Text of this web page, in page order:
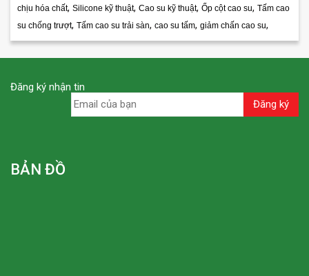
chịu hóa chất, Silicone kỹ thuật, Cao su kỹ thuật, Ốp cột cao su, Tấm cao
su chống trượt, Tấm cao su trải sàn, cao su tấm, giảm chấn cao su,
Đăng ký nhận tin
BẢN ĐỒ